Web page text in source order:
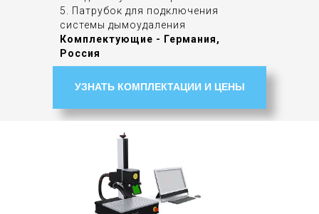
5. Патрубок для подключения
системы дымоудаления
Комплектующие - Германия,
Россия
УЗНАТЬ КОМПЛЕКТАЦИИ И ЦЕНЫ